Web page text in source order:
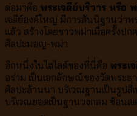
ต่อมาคือ พระเจดีย์บริวาร หรือ
เจดีย์องค์ใหญ่ มีการสันนิฐานว่าพ
แล้ว สร้างโดยชาวพม่าเมื่อครั้งป
ศิลปะมอญ-พม่า
อีกหนึ่งในไฮไลต์ของที่นี่คือ พระเ
อร่าม เป็นเอกลักษณ์ของวัดพระธ
ศิลปะล้านนา บริเวณฐานเป็นรูปสี่เ
บริเวณยอดเป็นฐานวงกลม ซ้อน